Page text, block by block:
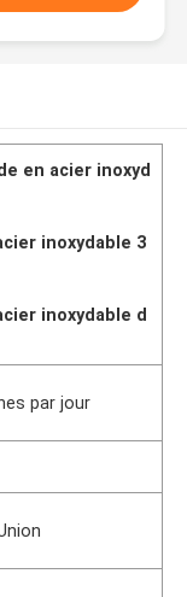
en acier inoxyd
inoxydable 3
inoxydable d
par jour